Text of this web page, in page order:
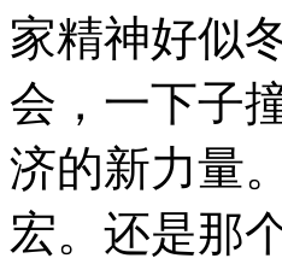
家精神好似
会，一下子
济的新力量
宏。还是那